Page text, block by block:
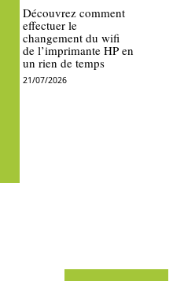
Découvrez comment
effectuer le
changement du wifi
de l’imprimante HP en
un rien de temps
21/07/2026